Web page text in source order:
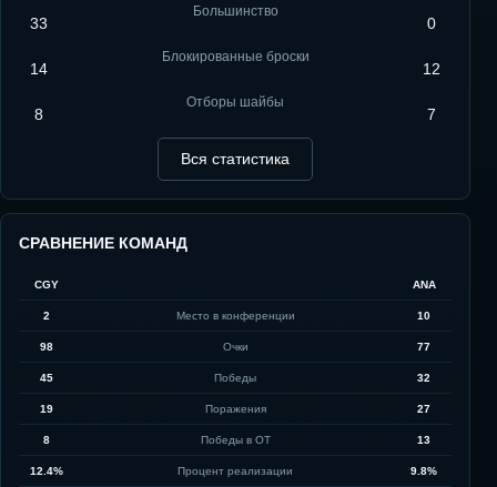
33
Большинство
0
14
Блокированные броски
12
8
Отборы шайбы
7
Вся статистика
СРАВНЕНИЕ КОМАНД
CGY ANA
2 Место в конференции 10
98 Очки 77
45 Победы 32
19 Поражения 27
8 Победы в ОТ 13
12.4% Процент реализации 9.8%